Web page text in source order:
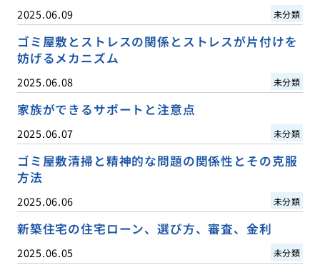
2025.06.09 未分類
ゴミ屋敷とストレスの関係とストレスが片付けを
妨げるメカニズム
2025.06.08 未分類
家族ができるサポートと注意点
2025.06.07 未分類
ゴミ屋敷清掃と精神的な問題の関係性とその克服
方法
2025.06.06 未分類
新築住宅の住宅ローン、選び方、審査、金利
2025.06.05 未分類